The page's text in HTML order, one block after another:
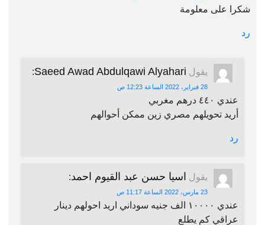
شكرا على معلومة
رد
يقول Saeed Awad Abdulqawi Alyahari
:
28 فبراير، 2022 الساعة 12:23 ص
عندي ٤٤٠ درهم مغربي
أريد تحويلهم مصري زين ممكن أحوالهم
رد
يقول اسيا حسن عبد القيوم احمد:
23 مارس، 2022 الساعة 11:17 ص
عندي ١٠٠٠٠ الف جنيه سوداني اريد احولهم دينار
عراقي كم يطلع